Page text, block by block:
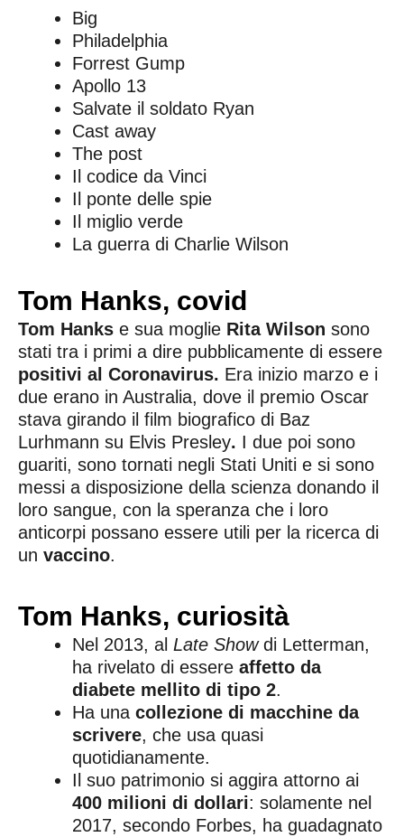
Big
Philadelphia
Forrest Gump
Apollo 13
Salvate il soldato Ryan
Cast away
The post
Il codice da Vinci
Il ponte delle spie
Il miglio verde
La guerra di Charlie Wilson
Tom Hanks, covid
Tom Hanks e sua moglie Rita Wilson sono
stati tra i primi a dire pubblicamente di essere
positivi al Coronavirus. Era inizio marzo e i
due erano in Australia, dove il premio Oscar
stava girando il film biografico di Baz
Lurhmann su Elvis Presley. I due poi sono
guariti, sono tornati negli Stati Uniti e si sono
messi a disposizione della scienza donando il
loro sangue, con la speranza che i loro
anticorpi possano essere utili per la ricerca di
un vaccino.
Tom Hanks, curiosità
Nel 2013, al Late Showdi Letterman,
ha rivelato di essere affetto da
diabete mellito di tipo 2.
Ha una collezione di macchine da
scrivere, che usa quasi
quotidianamente.
Il suo patrimonio si aggira attorno ai
400 milioni di dollari: solamente nel
2017, secondo Forbes, ha guadagnato